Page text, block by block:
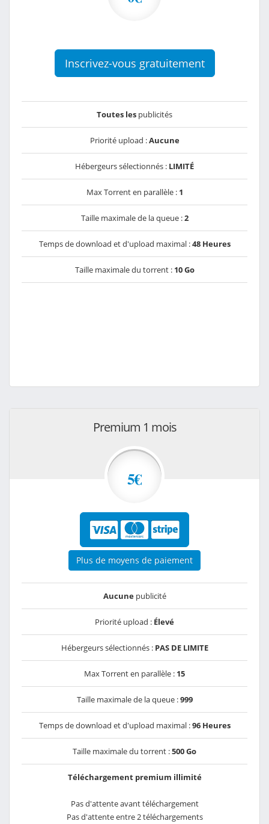
Inscrivez-vous gratuitement
Toutes les publicités
Priorité upload :Aucune
Hébergeurs sélectionnés : LIMITÉ
Max Torrent en parallèle : 1
Taille maximale de la queue :2
Temps de download et d'upload maximal :48 Heures
Taille maximale du torrent : 10 Go
Premium 1 mois
5€
Plus de moyens de paiement
Aucunepublicité
Priorité upload : Élevé
Hébergeurs sélectionnés : PAS DE LIMITE
Max Torrent en parallèle : 15
Taille maximale de la queue :999
Temps de download et d'upload maximal :96 Heures
Taille maximale du torrent :500 Go
Téléchargement premium illimité
Pas d'attente avant téléchargement
Pas d'attente entre 2 téléchargements